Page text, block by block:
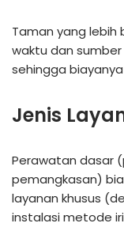
Taman yang lebih
waktu dan
sehingga
Jenis
Perawatan dasar
pemangkasan)
layanan khusus
instalasi metode